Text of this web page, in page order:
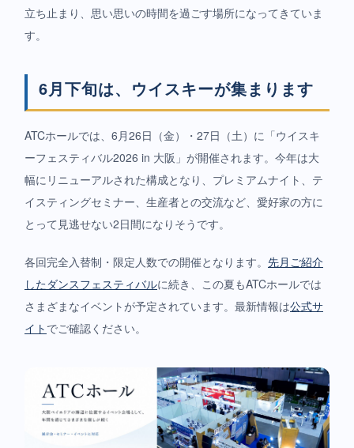
立ち止まり、思い思いの時間を過ごす場所になってきていま
す。
6月下旬は、ウイスキーが集まります
ATCホールでは、6月26日（金）・27日（土）に「ウイスキ
ーフェスティバル2026 in 大阪」が開催されます。今年は大
幅にリニューアルされた構成となり、プレミアムナイト、テ
イスティングセミナー、生産者との交流など、愛好家の方に
とって見逃せない2日間になりそうです。
各回完全入替制・限定人数での開催となります。 先月ご紹介
したダンスフェスティバルに続き、この夏もATCホールでは
さまざまなイベントが予定されています。最新情報は公式サ
イト でご確認ください。